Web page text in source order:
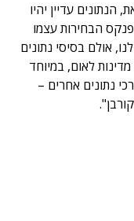
הנתונים עדיין יהיו
הבחירות עצמו
אולם בסיסי נתונים
לאום, במיוחד
נתונים אחרים –